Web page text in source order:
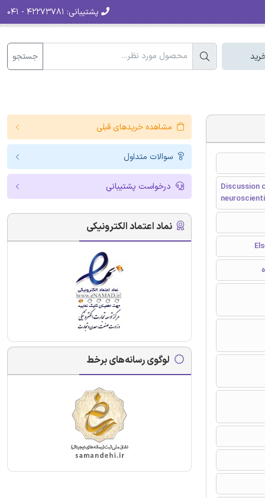
پشتیبانی:
جستجو
Discussion
مشاهده خریدهای قبلی
سوالات متداول
درخواست پشتیبانی
نماد اعتماد الکترونیکی
لوگوی رسانه‌های برخط